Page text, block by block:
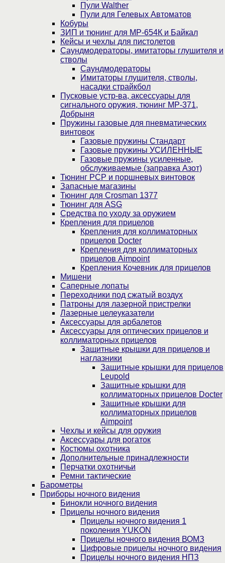
Пули Walther
Пули для Гелевых Автоматов
Кобуры
ЗИП и тюнинг для МР-654К и Байкал
Кейсы и чехлы для пистолетов
Саундмодераторы, имитаторы глушителя и
стволы
Саундмодераторы
Имитаторы глушителя, стволы,
насадки страйкбол
Пусковые устр-ва, аксессуары для
сигнального оружия, тюнинг МР-371,
Добрыня
Пружины газовые для пневматических
винтовок
Газовые пружины Стандарт
Газовые пружины УСИЛЕННЫЕ
Газовые пружины усиленные,
обслуживаемые (заправка Азот)
Тюнинг PCP и поршневых винтовок
Запасные магазины
Тюнинг для Crosman 1377
Тюнинг для ASG
Средства по уходу за оружием
Крепления для прицелов
Крепления для коллиматорных
прицелов Docter
Крепления для коллиматорных
прицелов Aimpoint
Крепления Кочевник для прицелов
Мишени
Саперные лопаты
Переходники под сжатый воздух
Патроны для лазерной пристрелки
Лазерные целеуказатели
Аксессуары для арбалетов
Аксессуары для оптических прицелов и
коллиматорных прицелов
Защитные крышки для прицелов и
наглазники
Защитные крышки для прицелов
Leupold
Защитные крышки для
коллиматорных прицелов Docter
Защитные крышки для
коллиматорных прицелов
Aimpoint
Чехлы и кейсы для оружия
Аксессуары для рогаток
Костюмы охотника
Дополнительные принадлежности
Перчатки охотничьи
Ремни тактические
Барометры
Приборы ночного видения
Бинокли ночного видения
Прицелы ночного видения
Прицелы ночного видения 1
поколения YUKON
Прицелы ночного видения ВОМЗ
Цифровые прицелы ночного видения
Прицелы ночного видения НПЗ